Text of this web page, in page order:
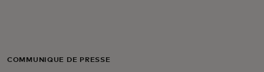
Pour les professionnels
COMMUNIQUÉ DE PRESSE